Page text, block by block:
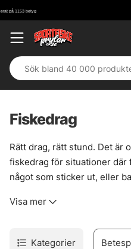
Fiskedrag
Rätt drag, rätt stund. Det är
fiskedrag för situationer där
något som sticker ut, eller
strömfåror, för gös när
funktion vid vattnet.
Visa mer
Kategorier